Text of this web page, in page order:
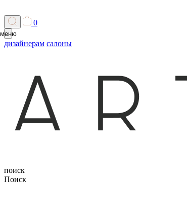
0
меню
дизайнерам салоны
поиск
Поиск